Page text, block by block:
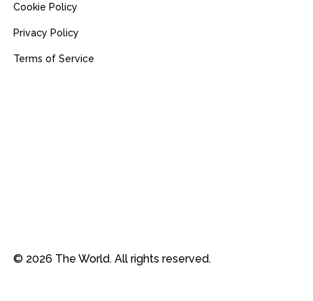
Cookie Policy
Privacy Policy
Terms of Service
© 2026 The World. All rights reserved.